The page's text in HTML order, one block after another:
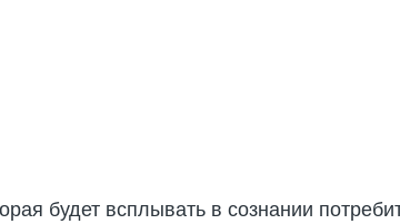
будет всплывать в сознании